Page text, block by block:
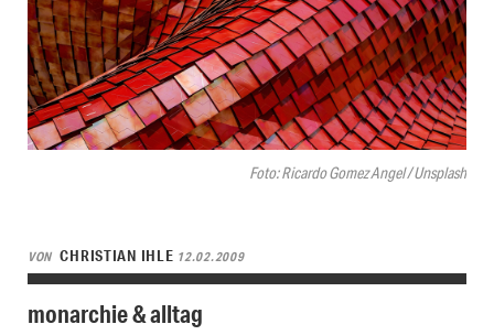
Foto: Ricardo Gomez Angel / Unsplash
VON CHRISTIAN IHLE 12.02.2009
monarchie & alltag